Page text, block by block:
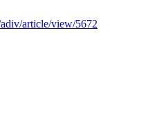
article/view/5672